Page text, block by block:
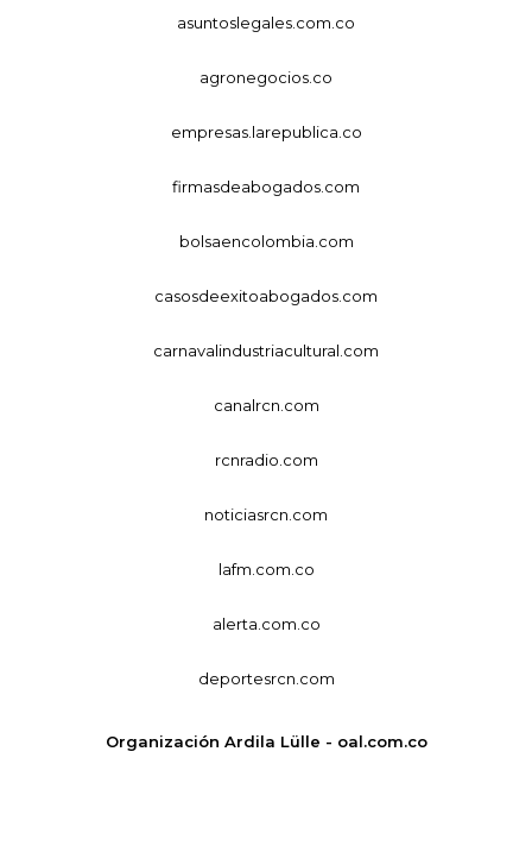
asuntoslegales.com.co
agronegocios.co
empresas.larepublica.co
firmasdeabogados.com
bolsaencolombia.com
casosdeexitoabogados.com
carnavalindustriacultural.com
canalrcn.com
rcnradio.com
noticiasrcn.com
lafm.com.co
alerta.com.co
deportesrcn.com
Organización Ardila Lülle - oal.com.co